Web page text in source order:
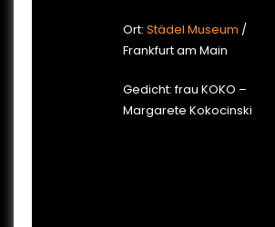
Ort: Städel Museum /
Frankfurt am Main
Gedicht: frau KOKO –
Margarete Kokocinski